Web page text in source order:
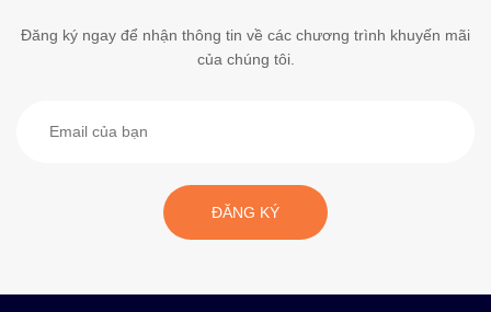
Đăng ký ngay để nhận thông tin về các chương trình khuyến mãi
của chúng tôi.
ĐĂNG KÝ